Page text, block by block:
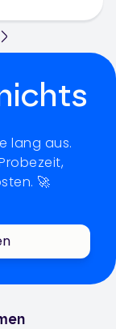
lang aus.
🚀